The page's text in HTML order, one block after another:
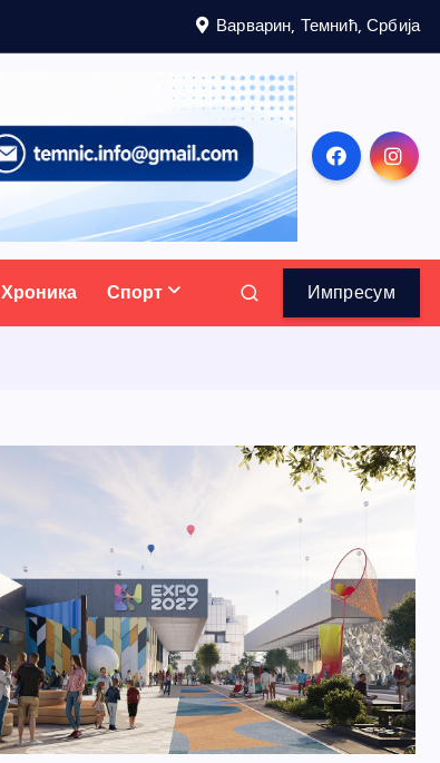
Варварин, Темнић, Србија
Хроника Спорт Импресум